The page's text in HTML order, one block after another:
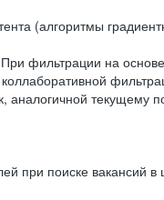
(алгоритмы
фильтрации на
текущему
при поиске вакансий в